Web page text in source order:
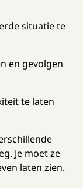
situatie te
en gevolgen
te laten
Je moet ze
laten zien.